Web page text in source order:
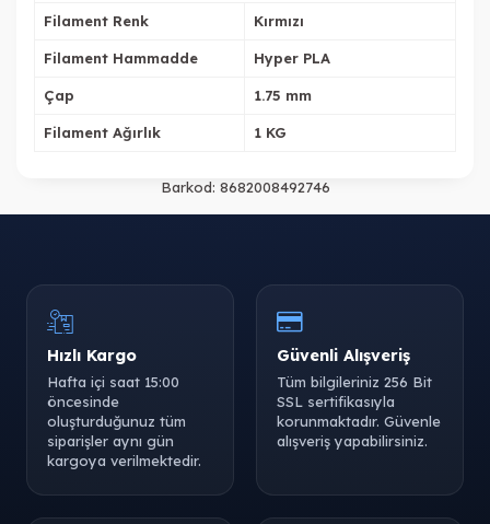
Filament Renk Kırmızı
Filament Hammadde Hyper PLA
Çap 1.75 mm
Filament Ağırlık 1 KG
Barkod: 8682008492746
Hızlı Kargo
Hafta içi saat 15:00
öncesinde
oluşturduğunuz tüm
siparişler aynı gün
kargoya verilmektedir.
Güvenli Alışveriş
Tüm bilgileriniz 256 Bit
SSL sertifikasıyla
korunmaktadır. Güvenle
alışveriş yapabilirsiniz.